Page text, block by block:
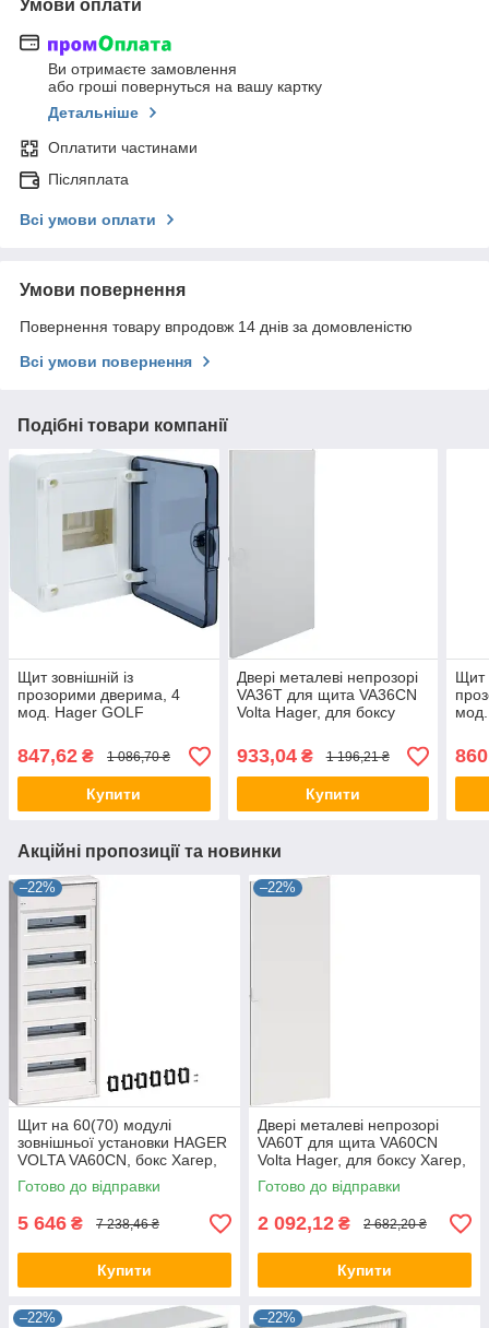
Умови оплати
Ви отримаєте замовлення
або гроші повернуться на вашу картку
Детальніше
Оплатити частинами
Післяплата
Всі умови оплати
Умови повернення
Повернення товару впродовж 14 днів за домовленістю
Всі умови повернення
Подібні товари компанії
Щит зовнішній із
прозорими дверима, 4
мод. Hager GOLF
шафа розподільна для
автоматів
847,62 ₴ 1 086,70 ₴
Купити
Двері металеві непрозорі
VA36T для щита VA36CN
Volta Hager, для боксу
933,04₴ 1 196,21 ₴
Купити
Щит
Акційні пропозиції та новинки
–22%
Щит на 60(70) модулі
зовнішньої установки HAGER
VOLTA VA60CN, бокс Хагер,
шафа розподільна
Готово до відправки
5 646 ₴ 7 238,46 ₴
Купити
–22%
Двері металеві непрозорі
VA60T для щита VA60CN
Volta Hager, для боксу Хагер,
щит
Готово до відправки
2 092,12 ₴ 2 682,20 ₴
Купити
–22% –22%